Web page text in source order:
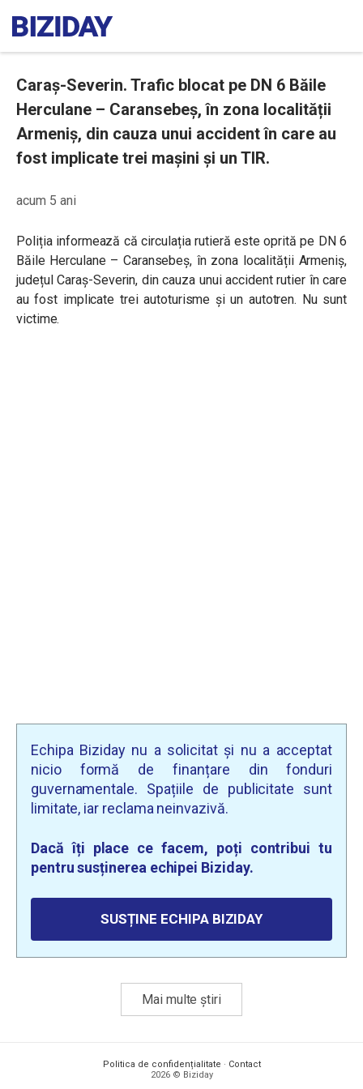
Caraș-Severin. Trafic blocat pe DN 6 Băile
Herculane – Caransebeș, în zona localității
Armeniș, din cauza unui accident în care au
fost implicate trei mașini și un TIR.
acum 5 ani
Poliția informează că circulația rutieră este oprită pe DN 6
Băile Herculane – Caransebeș, în zona localității Armeniș,
județul Caraș-Severin, din cauza unui accident rutier în care
au fost implicate trei autoturisme și un autotren. Nu sunt
victime.
Echipa Biziday nu a solicitat și nu a acceptat
nicio formă de finanțare din fonduri
guvernamentale. Spațiile de publicitate sunt
limitate, iar reclama neinvazivă.
Dacă îți place ce facem, poți contribui tu
pentru susținerea echipei Biziday.
SUSȚINE ECHIPA BIZIDAY
Mai multe știri
Politica de confidențialitate · Contact
2026 © Biziday